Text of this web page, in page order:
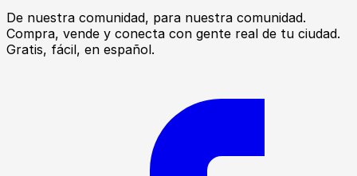
De nuestra comunidad, para nuestra comunidad.
Compra, vende y conecta con gente real de tu ciudad.
Gratis, fácil, en español.